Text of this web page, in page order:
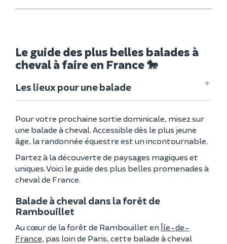
Le guide des plus belles balades à
cheval à faire en France 🐎
Les lieux pour une balade
Pour votre prochaine sortie dominicale, misez sur
une balade à cheval. Accessible dès le plus jeune
âge, la randonnée équestre est un incontournable.
Partez à la découverte de paysages magiques et
uniques. Voici le guide des plus belles promenades à
cheval de France.
Balade à cheval dans la forêt de
Rambouillet
Au cœur de la forêt de Rambouillet enÎle-de-
France, pas loin de Paris, cette balade à cheval